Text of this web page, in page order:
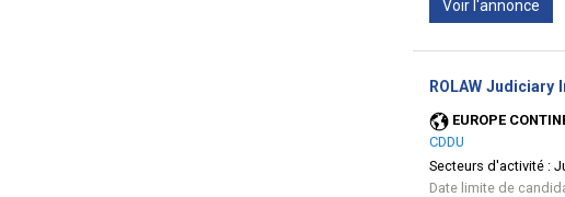
Voir l'annonce
ROLAW Judiciary
EUROPE
CDDU
Secteurs d'activité :
Date limite de